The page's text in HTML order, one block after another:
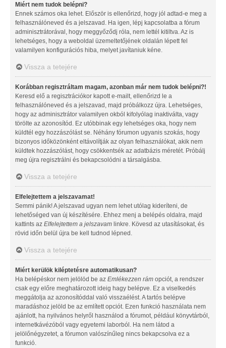
Miért nem tudok belépni?
Ennek számos oka lehet. Először is ellenőrizd, hogy jól adtad-e meg a
felhasználóneved és a jelszavad. Ha igen, lépj kapcsolatba a fórum
adminisztrátorával, hogy meggyőződj róla, nem lettél kitiltva. Az is
lehetséges, hogy a weboldal üzemeltetőjének oldalán lépett fel
valamilyen konfigurációs hiba, melyet javítaniuk kéne.
Vissza a tetejére
Korábban regisztráltam magam, azonban már nem tudok belépni?!
Keresd elő a regisztrációkor kapott e-mailt, ellenőrizd le a
felhasználóneved és a jelszavad, majd próbálkozz újra. Lehetséges,
hogy az adminisztrátor valamilyen okból kifolyólag inaktiválta, vagy
törölte az azonosítód. Ez utóbbinak egy lehetséges oka, hogy nem
küldtél egy hozzászólást se. Néhány fórumon ugyanis szokás, hogy
bizonyos időközönként eltávolítják az olyan felhasználókat, akik nem
küldtek hozzászólást, hogy csökkentsék az adatbázis méretét. Próbálj
meg újra regisztrálni és bekapcsolódni a társalgásba.
Vissza a tetejére
Elfelejtettem a jelszavamat!
Semmi pánik! A jelszavad ugyan nem lehet utólag kideríteni, de
lehetőséged van új készítésére. Ehhez menj a belépés oldalra, majd
kattints az Elfelejtettem a jelszavam linkre. Kövesd az utasításokat, és
rövid időn belül újra be kell tudnod lépned.
Vissza a tetejére
Miért kerülök kiléptetésre automatikusan?
Ha belépéskor nem jelölöd be az Emlékezzen rám opciót, a rendszer
csak egy előre meghatározott ideig hagy belépve. Ez a viselkedés
meggátolja az azonosítóddal való visszaélést. A tartós belépve
maradáshoz jelöld be az említett opciót. Ezen funkció használata nem
ajánlott, ha nyilvános helyről használod a fórumot, például könyvtárból,
internetkávézóból vagy egyetemi laborból. Ha nem látod a
jelölőnégyzetet, a fórumon valószínűleg nincs bekapcsolva ez a
funkció.